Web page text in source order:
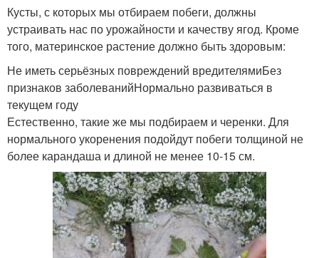
Кусты, с которых мы отбираем побеги, должны
устраивать нас по урожайности и качеству ягод. Кроме
того, материнское растение должно быть здоровым:
Не иметь серьёзных повреждений вредителямиБез
признаков заболеванийНормально развиваться в
текущем году
Естественно, такие же мы подбираем и черенки. Для
нормального укоренения подойдут побеги толщиной не
более карандаша и длиной не менее 10-15 см.